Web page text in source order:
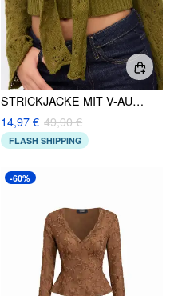
STRICKJACKE MIT V-AUSSCHNITT, GLOCKENÄRMELN, FRONTBINDE UND AUSSCHNITTEN MIT CAMI-TOP
14,97 € 49,90 €
FLASH SHIPPING
-60%